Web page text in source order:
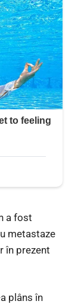
a fost
metastaze
în prezent
plâns în